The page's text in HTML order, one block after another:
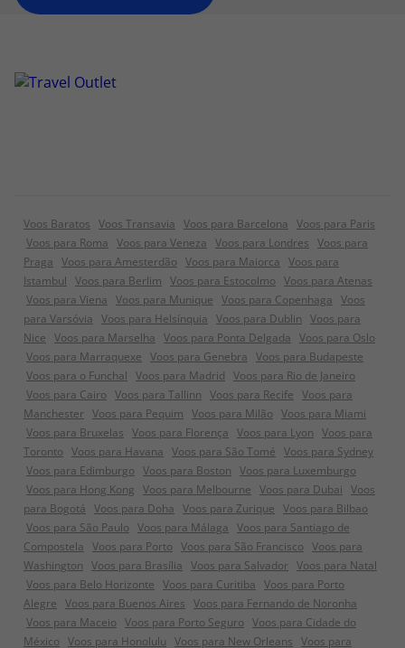
Voos Baratos Voos Transavia Voos para Barcelona Voos para Paris
Voos para Roma Voos para Veneza Voos para Londres Voos para
Praga Voos para Amesterdão Voos para Maiorca Voos para
Istambul Voos para Berlim Voos para Estocolmo Voos para Atenas
Voos para Viena Voos para Munique Voos para Copenhaga Voos
para Varsóvia Voos para Helsínquia Voos para Dublin Voos para
Nice Voos para Marselha Voos para Ponta Delgada Voos para Oslo
Voos para Marraquexe Voos para Genebra Voos para Budapeste
Voos para o Funchal Voos para Madrid Voos para Rio de Janeiro
Voos para Cairo Voos para Tallinn Voos para Recife Voos para
Manchester Voos para Pequim Voos para Milão Voos para Miami
Voos para Bruxelas Voos para Florença Voos para Lyon Voos para
Toronto Voos para Havana Voos para São Tomé Voos para Sydney
Voos para Edimburgo Voos para Boston Voos para Luxemburgo
Voos para Hong Kong Voos para Melbourne Voos para Dubai Voos
para Bogotá Voos para Doha Voos para Zurique Voos para Bilbao
Voos para São Paulo Voos para Málaga Voos para Santiago de
Compostela Voos para Porto Voos para São Francisco Voos para
Washington Voos para Brasília Voos para Salvador Voos para Natal
Voos para Belo Horizonte Voos para Curitiba Voos para Porto
Alegre Voos para Buenos Aires Voos para Fernando de Noronha
Voos para Maceio Voos para Porto Seguro Voos para Cidade do
México Voos para Honolulu Voos para New Orleans Voos para